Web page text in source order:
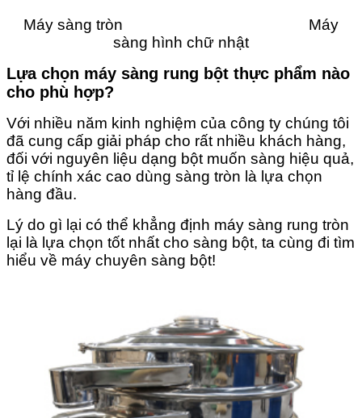
Máy sàng tròn Máy
sàng hình chữ nhật
Lựa chọn máy sàng rung bột thực phẩm nào
cho phù hợp?
Với nhiều năm kinh nghiệm của công ty chúng tôi
đã cung cấp giải pháp cho rất nhiều khách hàng,
đối với nguyên liệu dạng bột muốn sàng hiệu quả,
tỉ lệ chính xác cao dùng sàng tròn là lựa chọn
hàng đầu.
Lý do gì lại có thể khẳng định máy sàng rung tròn
lại là lựa chọn tốt nhất cho sàng bột, ta cùng đi tìm
hiểu về máy chuyên sàng bột!